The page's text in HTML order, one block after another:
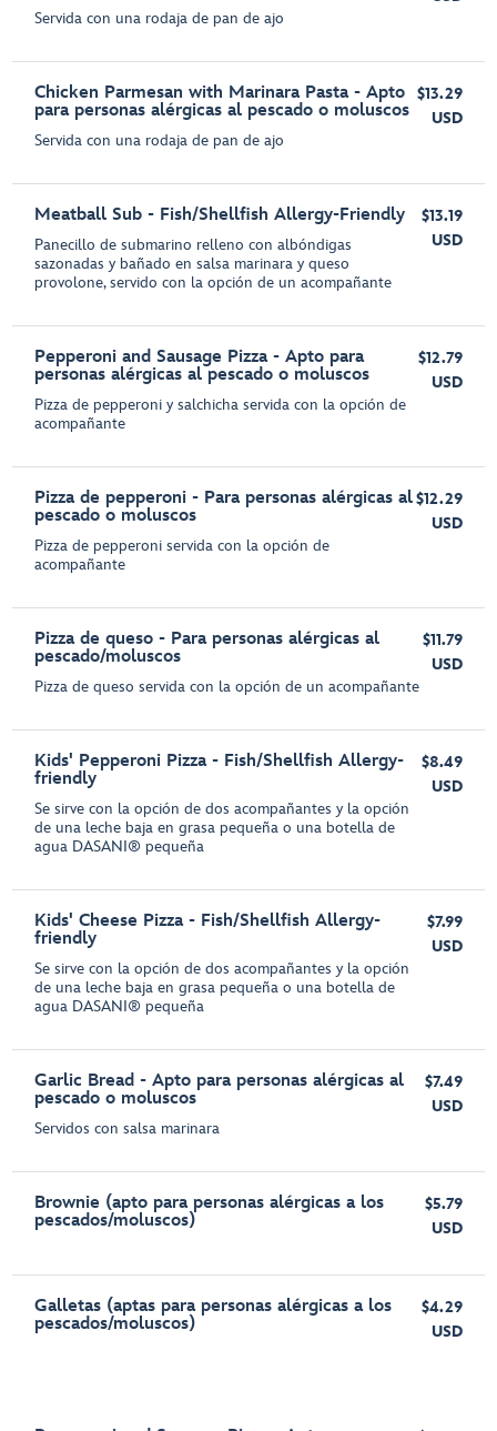
Servida con una rodaja de pan de ajo
Chicken Parmesan with Marinara Pasta - Apto
para personas alérgicas al pescado o moluscos
Servida con una rodaja de pan de ajo
$13.29
USD
Meatball Sub - Fish/Shellfish Allergy-Friendly
Panecillo de submarino relleno con albóndigas
sazonadas y bañado en salsa marinara y queso
provolone, servido con la opción de un acompañante
$13.19
USD
Pepperoni and Sausage Pizza - Apto para
personas alérgicas al pescado o moluscos
Pizza de pepperoni y salchicha servida con la opción de
acompañante
$12.79
USD
Pizza de pepperoni - Para personas alérgicas al
pescado o moluscos
Pizza de pepperoni servida con la opción de
acompañante
$12.29
USD
Pizza de queso - Para personas alérgicas al
pescado/moluscos
Pizza de queso servida con la opción de un acompañante
$11.79
USD
Kids' Pepperoni Pizza - Fish/Shellfish Allergy-
friendly
Se sirve con la opción de dos acompañantes y la opción
de una leche baja en grasa pequeña o una botella de
agua DASANI® pequeña
$8.49
USD
Kids' Cheese Pizza - Fish/Shellfish Allergy-
friendly
Se sirve con la opción de dos acompañantes y la opción
de una leche baja en grasa pequeña o una botella de
agua DASANI® pequeña
$7.99
USD
Garlic Bread - Apto para personas alérgicas al
pescado o moluscos
Servidos con salsa marinara
$7.49
USD
Brownie (apto para personas alérgicas a los
pescados/moluscos)
$5.79
USD
Galletas (aptas para personas alérgicas a los
pescados/moluscos)
$4.29
USD